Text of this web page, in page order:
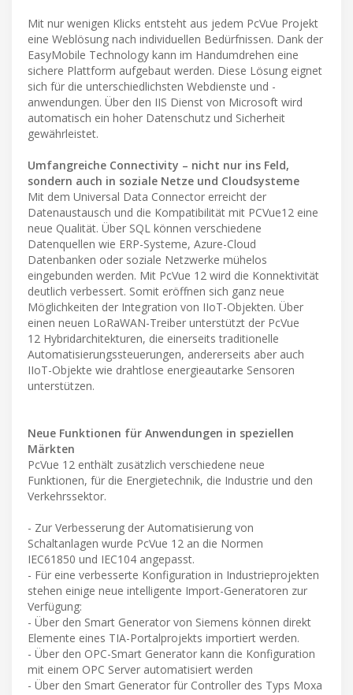
Mit nur wenigen Klicks entsteht aus jedem PcVue Projekt
eine Weblösung nach individuellen Bedürfnissen. Dank der
EasyMobile Technology kann im Handumdrehen eine
sichere Plattform aufgebaut werden. Diese Lösung eignet
sich für die unterschiedlichsten Webdienste und -
anwendungen. Über den IIS Dienst von Microsoft wird
automatisch ein hoher Datenschutz und Sicherheit
gewährleistet.
Umfangreiche Connectivity – nicht nur ins Feld,
sondern auch in soziale Netze und Cloudsysteme
Mit dem Universal Data Connector erreicht der
Datenaustausch und die Kompatibilität mit PCVue12 eine
neue Qualität. Über SQL können verschiedene
Datenquellen wie ERP-Systeme, Azure-Cloud
Datenbanken oder soziale Netzwerke mühelos
eingebunden werden. Mit PcVue 12 wird die Konnektivität
deutlich verbessert. Somit eröffnen sich ganz neue
Möglichkeiten der Integration von IIoT-Objekten. Über
einen neuen LoRaWAN-Treiber unterstützt der PcVue
12 Hybridarchitekturen, die einerseits traditionelle
Automatisierungssteuerungen, andererseits aber auch
IIoT-Objekte wie drahtlose energieautarke Sensoren
unterstützen.
Neue Funktionen für Anwendungen in speziellen
Märkten
PcVue 12 enthält zusätzlich verschiedene neue
Funktionen, für die Energietechnik, die Industrie und den
Verkehrssektor.
- Zur Verbesserung der Automatisierung von
Schaltanlagen wurde PcVue 12 an die Normen
IEC61850 und IEC104 angepasst.
- Für eine verbesserte Konfiguration in Industrieprojekten
stehen einige neue intelligente Import-Generatoren zur
Verfügung:
- Über den Smart Generator von Siemens können direkt
Elemente eines TIA-Portalprojekts importiert werden.
- Über den OPC-Smart Generator kann die Konfiguration
mit einem OPC Server automatisiert werden
- Über den Smart Generator für Controller des Typs Moxa